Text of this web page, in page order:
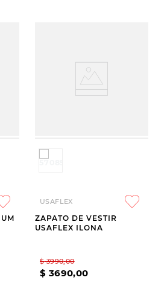
USAFLEX
ZAPATO DE VESTIR
USAFLEX ILONA
$ 3990,00
$ 3690,00